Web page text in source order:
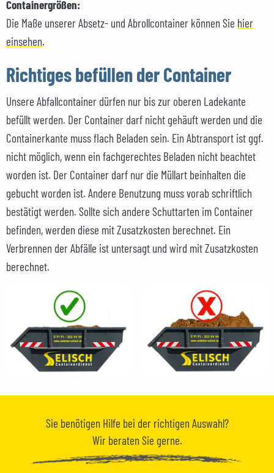
Containergrößen:
Die Maße unserer Absetz- und Abrollcontainer können Sie hier
einsehen.
Richtiges befüllen der Container
Unsere Abfallcontainer dürfen nur bis zur oberen Ladekante
befüllt werden. Der Container darf nicht gehäuft werden und die
Containerkante muss flach Beladen sein. Ein Abtransport ist ggf.
nicht möglich, wenn ein fachgerechtes Beladen nicht beachtet
worden ist. Der Container darf nur die Müllart beinhalten die
gebucht worden ist. Andere Benutzung muss vorab schriftlich
bestätigt werden. Sollte sich andere Schuttarten im Container
befinden, werden diese mit Zusatzkosten berechnet. Ein
Verbrennen der Abfälle ist untersagt und wird mit Zusatzkosten
berechnet.
Sie benötigen Hilfe bei der richtigen Auswahl?
Wir beraten Sie gerne.